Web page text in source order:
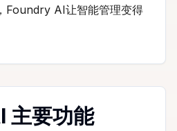
Foundry AI让智能管理变得
主要功能